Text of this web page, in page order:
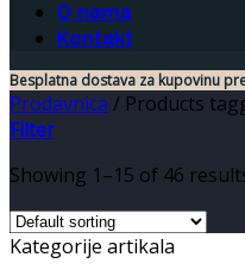
O nama
Kontakt
Besplatna dostava za kupovinu
Prodavnica / Products
Filter
Showing 1–15 of 46
Kategorije artikala